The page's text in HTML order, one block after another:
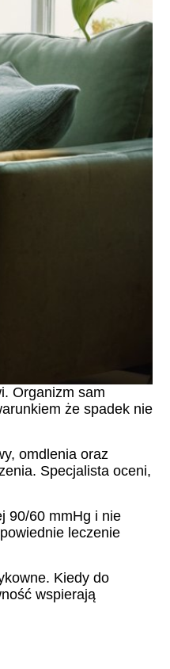
Organizm sam
że spadek nie
omdlenia oraz
Specjalista oceni,
90/60 mmHg i nie
leczenie
Kiedy do
wspierają